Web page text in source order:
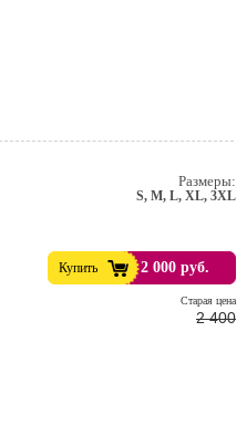
Размеры:
S, M, L, XL, 3XL
Купить 2 000 руб.
Cтарая цена
2 400